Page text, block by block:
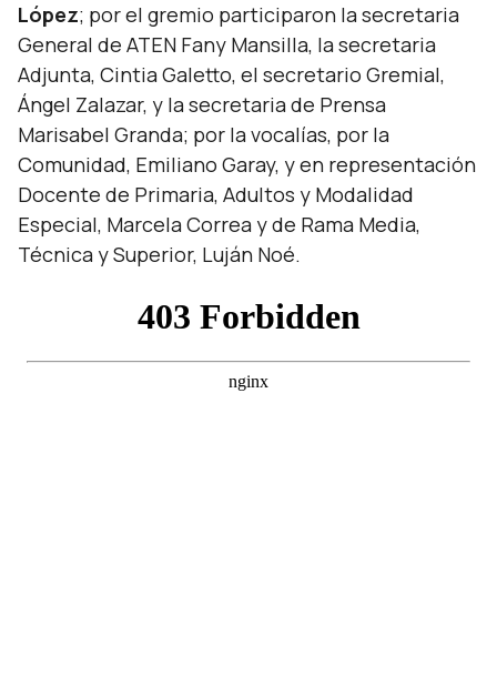
López; por el gremio participaron la secretaria
General de ATEN Fany Mansilla, la secretaria
Adjunta, Cintia Galetto, el secretario Gremial,
Ángel Zalazar, y la secretaria de Prensa
Marisabel Granda; por la vocalías, por la
Comunidad, Emiliano Garay, y en representación
Docente de Primaria, Adultos y Modalidad
Especial, Marcela Correa y de Rama Media,
Técnica y Superior, Luján Noé.